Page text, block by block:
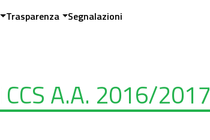
Trasparenza Segnalazioni
A.A. 2016/2017